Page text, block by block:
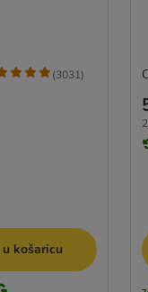
(3031)
košaricu